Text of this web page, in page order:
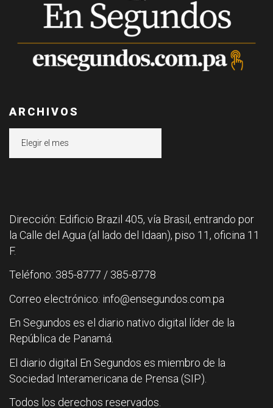
ARCHIVOS
Dirección: Edificio Brazil 405, vía Brasil, entrando por
la Calle del Agua (al lado del Idaan), piso 11, oficina 11
F.
Teléfono: 385-8777 / 385-8778
Correo electrónico: info@ensegundos.com.pa
En Segundos es el diario nativo digital líder de la
República de Panamá.
El diario digital En Segundos es miembro de la
Sociedad Interamericana de Prensa (SIP).
Todos los derechos reservados.